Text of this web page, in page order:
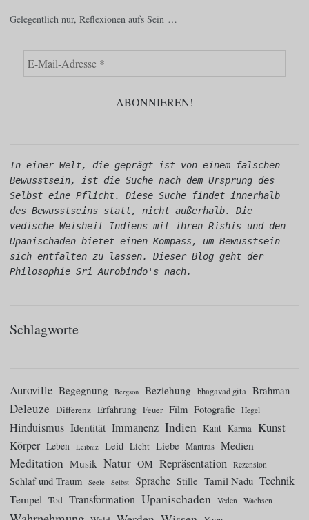
Gelegentlich nur, Reflexionen aufs Sein …
In einer Welt, die geprägt ist von einem falschen
Bewusstsein, ist die Suche nach dem Ursprung des
Selbst eine Pflicht. Diese Suche findet innerhalb
des Bewusstseins statt, nicht außerhalb. Die
vedische Weisheit Indiens mit ihren Rishis und den
Upanischaden bietet einen Kompass, um Bewusstsein
sich entfalten zu lassen. Dieser Blog geht der
Philosophie Sri Aurobindo's nach.
Schlagworte
Auroville Begegnung Bergson Beziehung bhagavad gita Brahman
Deleuze Differenz Erfahrung Feuer Film Fotografie Hegel
Hinduismus Identität Immanenz Indien Kant Karma Kunst
Körper Leben Leibniz Leid Licht Liebe Mantras Medien
Meditation Musik Natur OM Repräsentation Rezension
Schlaf und Traum Seele Selbst Sprache Stille Tamil Nadu Technik
Tempel Tod Transformation Upanischaden Veden Wachsen